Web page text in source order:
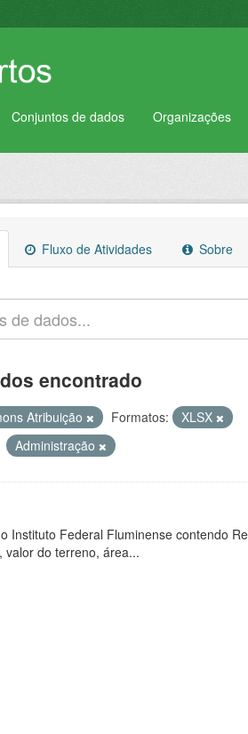
Conjuntos de dados Organizações
Fluxo de Atividades Sobre
encontrado
Atribuição Formatos:
XLSX
Administração
Instituto Federal Fluminense contendo
valor do terreno, área...